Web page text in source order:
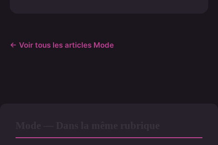
← Voir tous les articles Mode